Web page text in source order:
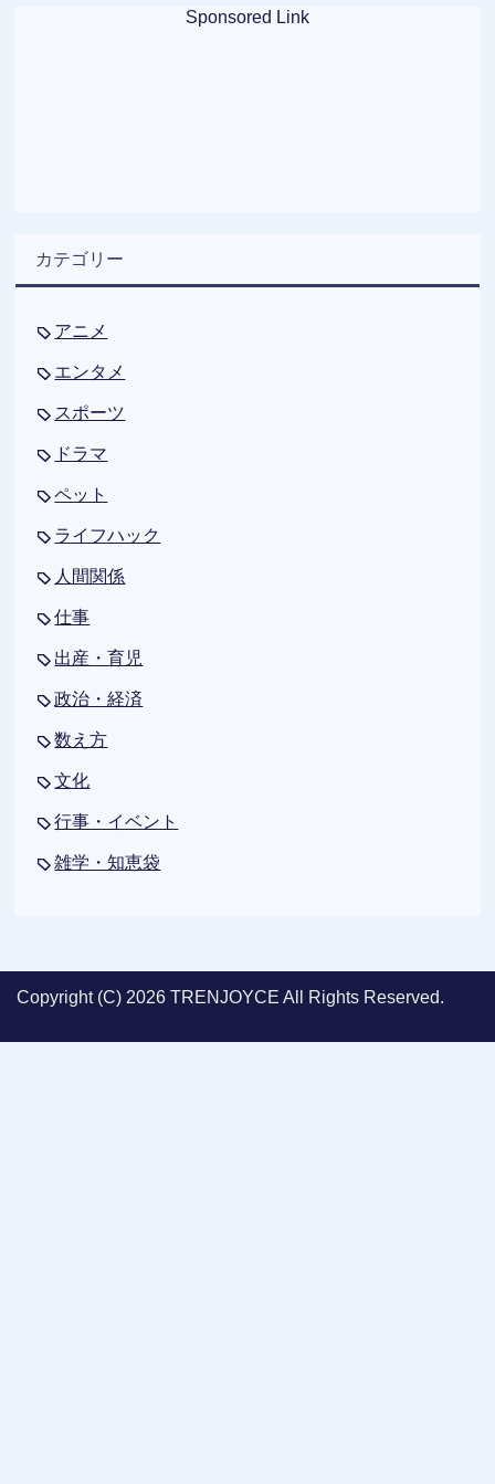
Sponsored Link
カテゴリー
アニメ
エンタメ
スポーツ
ドラマ
ペット
ライフハック
人間関係
仕事
出産・育児
政治・経済
数え方
文化
行事・イベント
雑学・知恵袋
Copyright (C) 2026 TRENJOYCE All Rights Reserved.